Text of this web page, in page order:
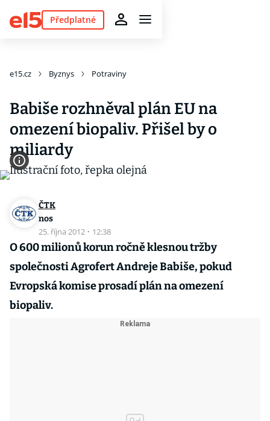
Předplatné
e15.cz Byznys Potraviny
Babiše rozhněval plán EU na
omezení biopaliv. Přišel by o
miliardy
ČTK
nos
25. října 2012 · 12:38
O 600 milionů korun ročně klesnou tržby
společnosti Agrofert Andreje Babiše, pokud
Evropská komise prosadí plán na omezení
biopaliv.